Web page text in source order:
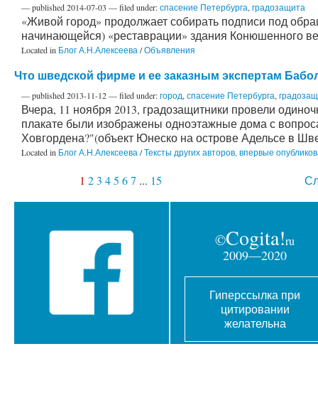
—published2014-07-03 — filed under:спасение Петербурга, градозащита
«Живой город» продолжает собирать подписи под
начинающейся) «реставрации» здания Конюшенного
Located in Блог А.Н.Алексеева /Объявления
Что шведской фирме и ее заказным экспертам
—published2013-11-12— filed under:город, спасение Петербурга,
Вчера, 11 ноября 2013, градозащитники провели
плакате были изображены одноэтажные дома с
Ховгордена?"(объект Юнеско на острове Адельсе в
Located in Блог А.Н.Алексеева /Тексты других авторов, впервые
1 2 3 4 5 6 7 ... 15
©Cogita!ru
2009—2020
Гиперссылка при
цитировании
желательна